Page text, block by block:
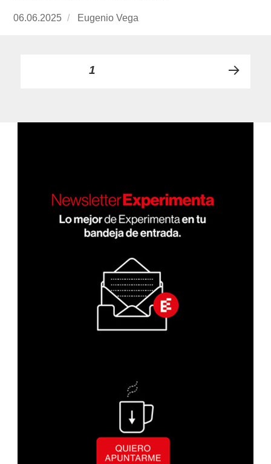
Publicado
06.06.2025 https://www.experimenta.es/author/info1/
Eugenio Vega
Paginación
entradas
PÁGINA1